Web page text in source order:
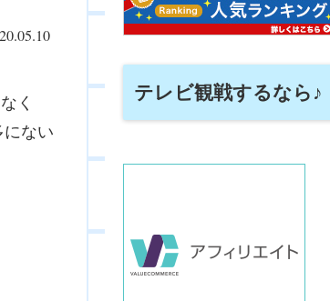
く
ない
テレビ観戦するなら♪